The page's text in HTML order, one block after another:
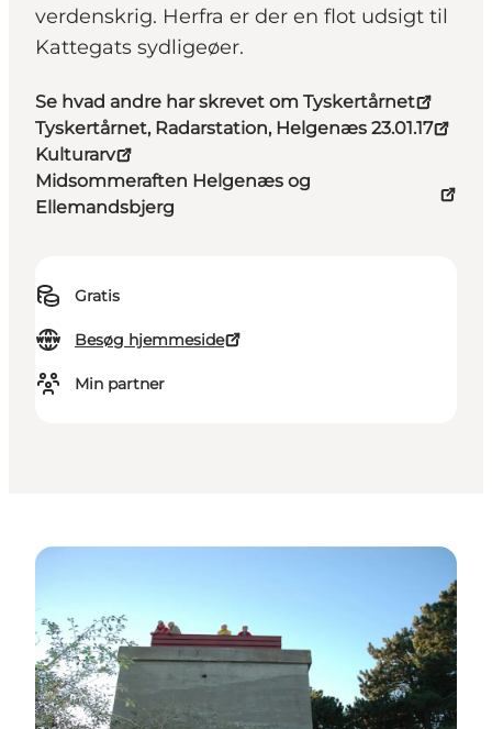
verdenskrig. Herfra er der en flot udsigt til
Kattegats sydligeøer.
Se hvad andre har skrevet om Tyskertårnet
Tyskertårnet, Radarstation, Helgenæs 23.01.17
Kulturarv
Midsommeraften Helgenæs og
Ellemandsbjerg
Gratis
Besøg hjemmeside
Min partner